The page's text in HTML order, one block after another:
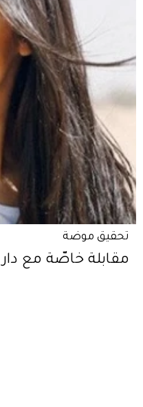
تحقيق موضة
مقابلة خاصّة مع دار NAFS الإمارتيّة